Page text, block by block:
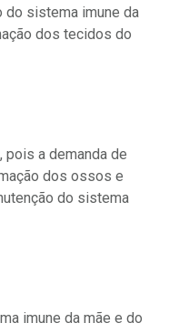
do sistema imune da
dos tecidos do
pois a demanda de
dos ossos e
do sistema
imune da mãe e do